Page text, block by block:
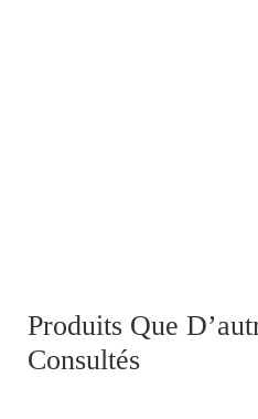
Produits Que
Consultés